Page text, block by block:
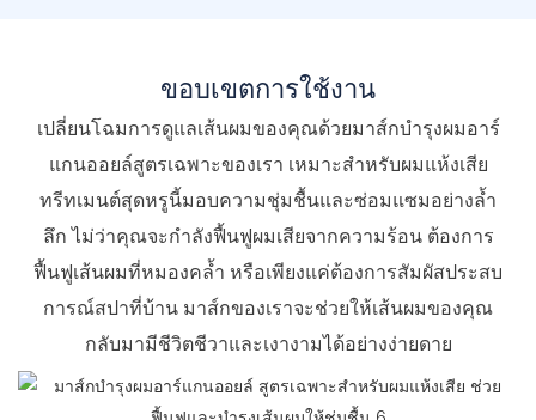
ขอบเขตการใช้งาน
เปลี่ยนโฉมการดูแลเส้นผมของคุณด้วยมาส์กบำรุงผมอาร์
แกนออยล์สูตรเฉพาะของเรา เหมาะสำหรับผมแห้งเสีย
ทรีทเมนต์สุดหรูนี้มอบความชุ่มชื้นและซ่อมแซมอย่างล้ำ
ลึก ไม่ว่าคุณจะกำลังฟื้นฟูผมเสียจากความร้อน ต้องการ
ฟื้นฟูเส้นผมที่หมองคล้ำ หรือเพียงแค่ต้องการสัมผัสประสบ
การณ์สปาที่บ้าน มาส์กของเราจะช่วยให้เส้นผมของคุณ
กลับมามีชีวิตชีวาและเงางามได้อย่างง่ายดาย